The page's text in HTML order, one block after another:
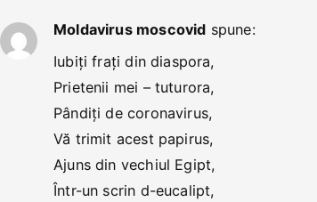
Moldavirus moscovid spune:
Iubiți frați din diaspora,
Prietenii mei – tuturora,
Pândiți de coronavirus,
Vă trimit acest papirus,
Ajuns din vechiul Egipt,
Într-un scrin d-eucalipt,